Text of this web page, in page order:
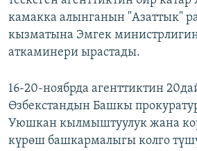
камакка алынганын "Азаттык"
кызматына Эмгек
аткаминери ырастады.
16-20-ноябрда агенттиктин
Өзбекстандын Башкы
Уюшкан кылмыштуулук жана
күрөш башкармалыгы колго